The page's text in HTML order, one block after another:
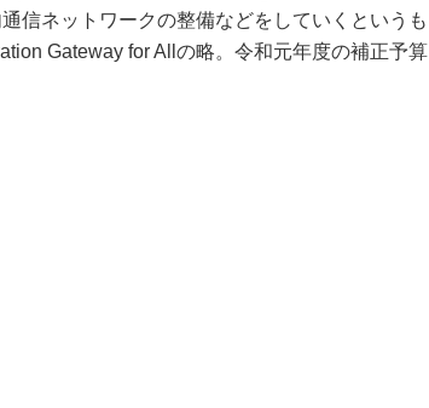
信ネットワークの整備などをしていくというも
Gateway for Allの略。令和元年度の補正予算